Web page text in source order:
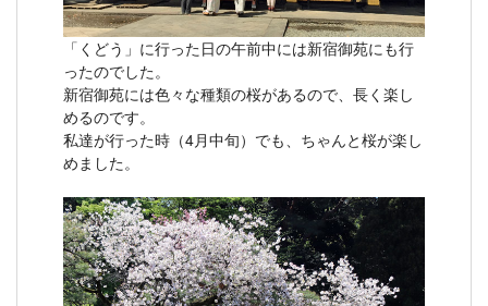
「くどう」に行った日の午前中には新宿御苑にも行
ったのでした。
新宿御苑には色々な種類の桜があるので、長く楽し
めるのです。
私達が行った時（4月中旬）でも、ちゃんと桜が楽し
めました。